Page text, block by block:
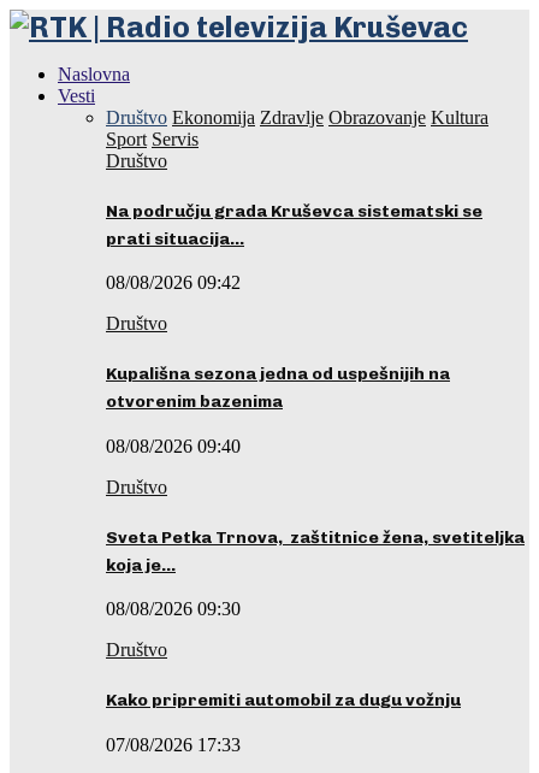
Naslovna
Vesti
Društvo Ekonomija Zdravlje Obrazovanje Kultura
Sport Servis
Društvo
Na području grada Kruševca sistematski se
prati situacija…
08/08/2026 09:42
Društvo
Kupališna sezona jedna od uspešnijih na
otvorenim bazenima
08/08/2026 09:40
Društvo
Sveta Petka Trnova, zaštitnice žena, svetiteljka
koja je…
08/08/2026 09:30
Društvo
Kako pripremiti automobil za dugu vožnju
07/08/2026 17:33